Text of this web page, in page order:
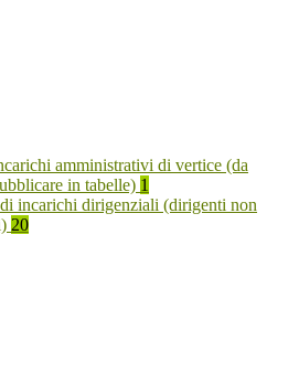
amministrativi di vertice (da
in tabelle) 1
incarichi dirigenziali (dirigenti non
20